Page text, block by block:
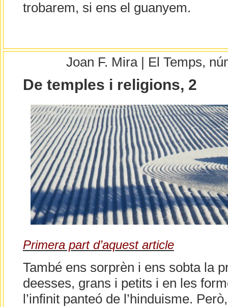
trobarem, si ens el guanyem.
Joan F. Mira | El Temps,
De temples i religions, 2
Primera part d’aquest article
També ens sorprèn i ens sobta la
deesses, grans i petits i en les
l’infinit panteó de l’hinduisme.